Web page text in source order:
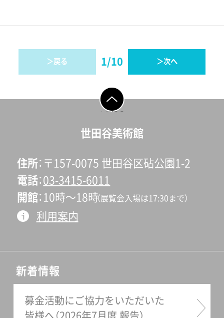
戻る 1/10 次へ
世田谷美術館
住所 〒157-0075 世田谷区砧公園1-2
電話 03-3415-6011
開館 10時〜18時（展覧会入場は17:30まで）
利用案内
新着情報
募金活動にご協力をいただいた
皆様へ（2026年7月度 報告）